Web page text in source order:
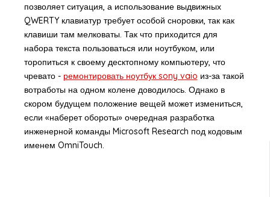
позволяет ситуация, а использование выдвижных
QWERTY клавиатур требует особой сноровки, так как
клавиши там мелковаты. Так что приходится для
набора текста пользоваться или ноутбуком, или
торопиться к своему десктопному компьютеру, что
чревато - ремонтировать ноутбук sony vaio из-за такой
вотработы на одном колене доводилось. Однако в
скором будущем положение вещей может измениться,
если «наберет обороты» очередная разработка
инженерной команды Microsoft Research под кодовым
именем OmniTouch.